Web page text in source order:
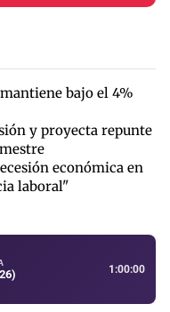
bajo el 4%
y proyecta repunte
económica en
laboral"
1:00:00